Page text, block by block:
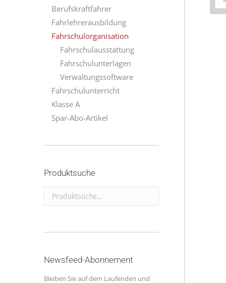
Berufskraftfahrer
Fahrlehrerausbildung
Fahrschulorganisation
Fahrschulausstattung
Fahrschulunterlagen
Verwaltungssoftware
Fahrschulunterricht
Klasse A
Spar-Abo-Artikel
Produktsuche
Produktsuche...
Newsfeed-Abonnement
Bleiben Sie auf dem Laufenden und